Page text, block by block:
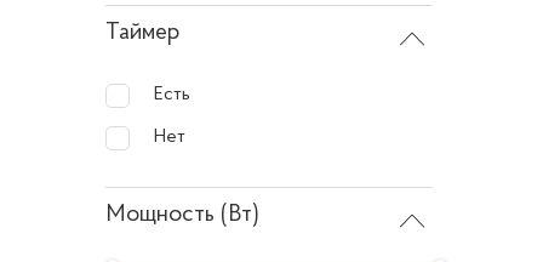
Таймер
Есть
Нет
Мощность (Вт)